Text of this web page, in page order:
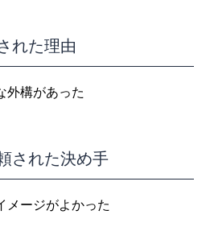
れた理由
外構があった
された決め手
メージがよかった